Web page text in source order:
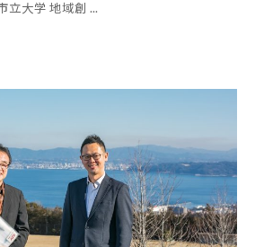
立大学 地域創 ...